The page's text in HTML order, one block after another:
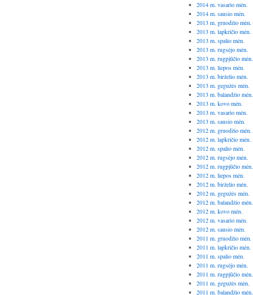
2014 m. vasario mėn.
2014 m. sausio mėn.
2013 m. gruodžio mėn.
2013 m. lapkričio mėn.
2013 m. spalio mėn.
2013 m. rugsėjo mėn.
2013 m. rugpjūčio mėn.
2013 m. liepos mėn.
2013 m. birželio mėn.
2013 m. gegužės mėn.
2013 m. balandžio mėn.
2013 m. kovo mėn.
2013 m. vasario mėn.
2013 m. sausio mėn.
2012 m. gruodžio mėn.
2012 m. lapkričio mėn.
2012 m. spalio mėn.
2012 m. rugsėjo mėn.
2012 m. rugpjūčio mėn.
2012 m. liepos mėn.
2012 m. birželio mėn.
2012 m. gegužės mėn.
2012 m. balandžio mėn.
2012 m. kovo mėn.
2012 m. vasario mėn.
2012 m. sausio mėn.
2011 m. gruodžio mėn.
2011 m. lapkričio mėn.
2011 m. spalio mėn.
2011 m. rugsėjo mėn.
2011 m. rugpjūčio mėn.
2011 m. gegužės mėn.
2011 m. balandžio mėn.